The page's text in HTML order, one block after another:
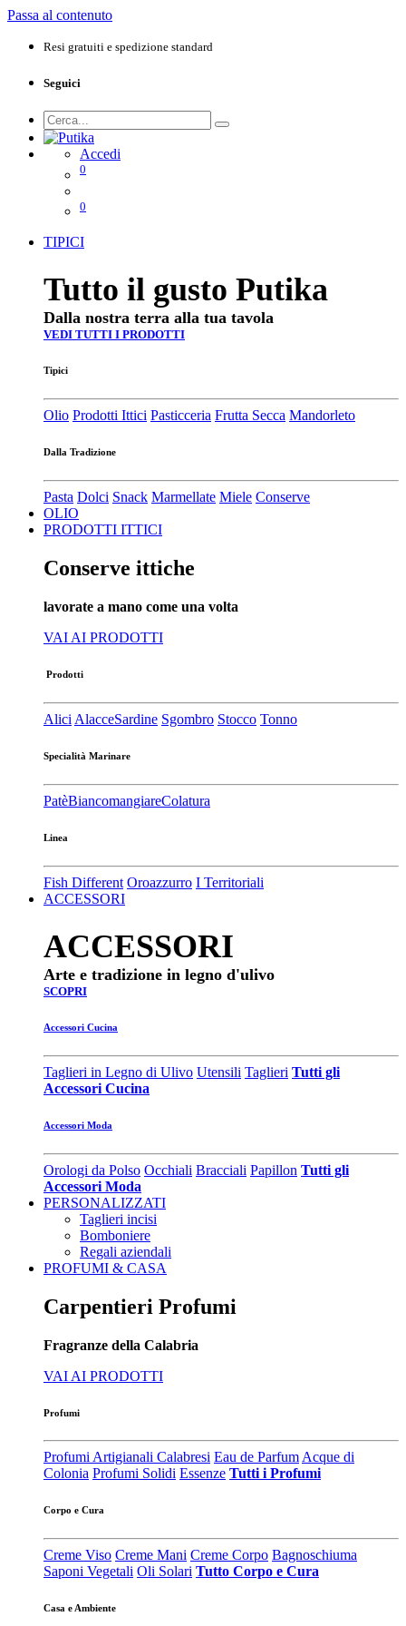
Passa al contenuto
Resi gratuiti e spedizione standard
Seguici
Accedi
0
0
TIPICI
Tutto il gusto Putika
Dalla nostra terra alla tua tavola
VEDI TUTTI I PRODOTTI
Tipici
Olio Prodotti Ittici Pasticceria Frutta Secca Mandorleto
Dalla Tradizione
Pasta Dolci Snack Marmellate Miele Conserve
OLIO
PRODOTTI ITTICI
Conserve ittiche
lavorate a mano come una volta
VAI AI PRODOTTI
Prodotti
Alici AlacceSardine Sgombro Stocco Tonno
Specialità Marinare
Patè​BiancomangiareColatura
Linea
Fish Different Oroazzurro I Territoriali
ACCESSORI
ACCESSORI
Arte e tradizione in legno d'ulivo
SCOPRI
Accessori Cucina
Taglieri in Legno di Ulivo Utensili Taglieri Tutti gli
Accessori Cucina
Accessori Moda
Orologi da Polso Occhiali Bracciali Papillon Tutti gli
Accessori Moda
PERSONALIZZATI
Taglieri incisi
Bomboniere
Regali aziendali
PROFUMI & CASA
Carpentieri Profumi
Fragranze della Calabria
VAI AI PRODOTTI
Profumi
Profumi Artigianali Calabresi Eau de ParfumAcque di
Colonia Profumi Solidi Essenze Tutti i Profumi
Corpo e Cura
Creme Viso Creme Mani Creme Corpo Bagnoschiuma
Saponi Vegetali Oli Solari Tutto Corpo e Cura
Casa e Ambiente